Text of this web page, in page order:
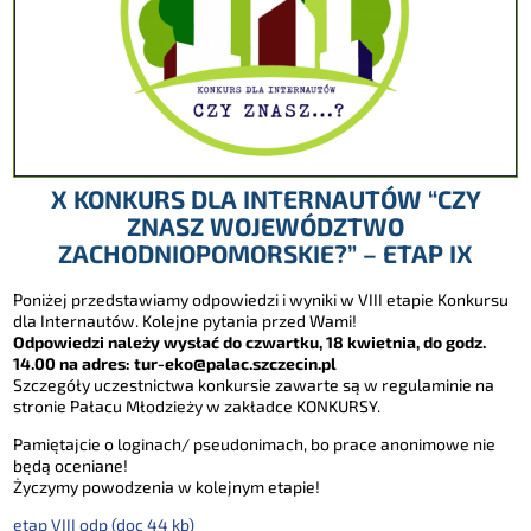
X KONKURS DLA INTERNAUTÓW “CZY
ZNASZ WOJEWÓDZTWO
ZACHODNIOPOMORSKIE?” – ETAP IX
Poniżej przedstawiamy odpowiedzi i wyniki w VIII etapie Konkursu
dla Internautów. Kolejne pytania przed Wami!
Odpowiedzi należy wysłać do czwartku, 18 kwietnia, do godz.
14.00 na adres:tur-eko@palac.szczecin.pl
Szczegóły uczestnictwa konkursie zawarte są w regulaminie na
stronie Pałacu Młodzieży w zakładce KONKURSY.
Pamiętajcie o loginach/ pseudonimach, bo prace anonimowe nie
będą oceniane!
Życzymy powodzenia w kolejnym etapie!
etap VIII odp (doc 44 kb)